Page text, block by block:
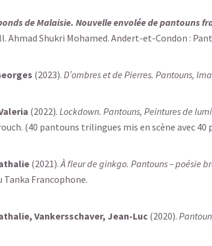
de Malaisie. Nouvelle envolée de pantouns
Ahmad Shukri Mohamed. Andert-et-Condon :
(2023). D’ombres et de Pierres. Pantouns,
(2022). Lockdown. Pantouns, Peintures de
(40 pantouns trilingues mis en scène avec
(2021).À fleur de ginkgo. Pantouns – poésie
Tanka Francophone.
Vankersschaver, Jean-Luc(2020).